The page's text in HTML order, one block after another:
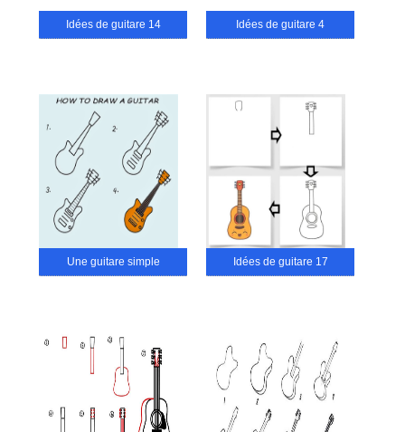
Idées de guitare 14 Idées de guitare 4
Une guitare simple Idées de guitare 17